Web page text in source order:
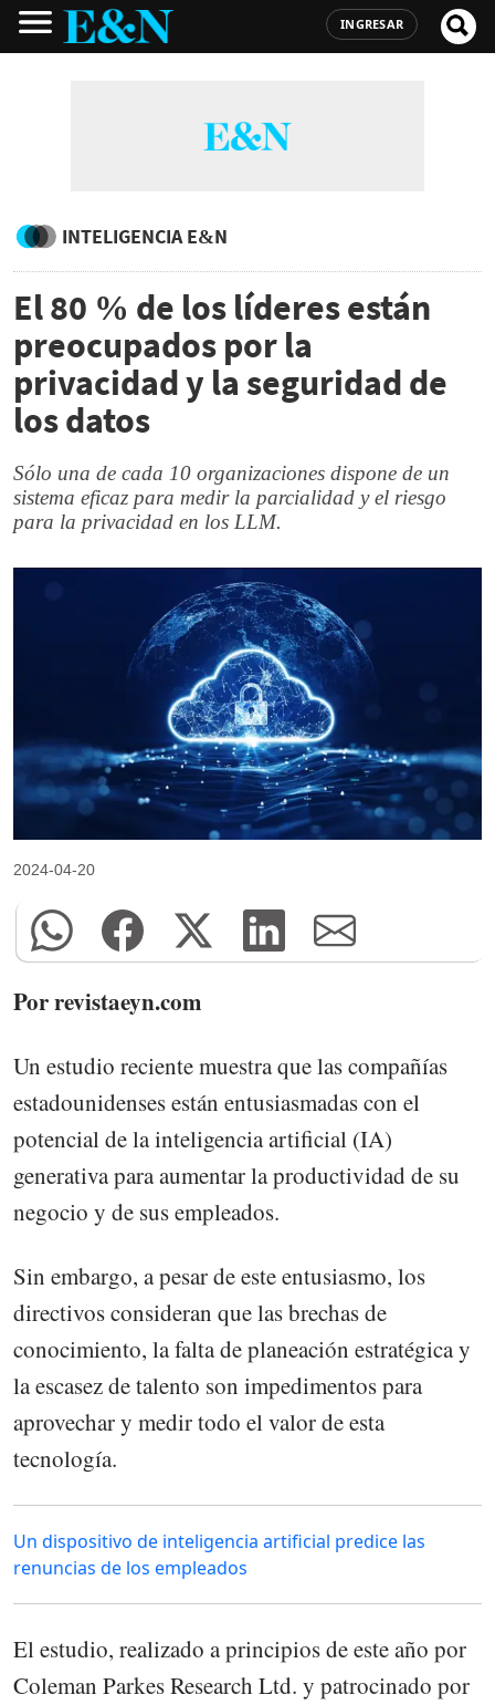
INGRESAR
INTELIGENCIA E&N
El 80 % de los líderes están
preocupados por la
privacidad y la seguridad de
los datos
Sólo una de cada 10 organizaciones dispone de un
sistema eficaz para medir la parcialidad y el riesgo
para la privacidad en los LLM.
2024-04-20
Por revistaeyn.com
Un estudio reciente muestra que las compañías
estadounidenses están entusiasmadas con el
potencial de la inteligencia artificial (IA)
generativa para aumentar la productividad de su
negocio y de sus empleados.
Sin embargo, a pesar de este entusiasmo, los
directivos consideran que las brechas de
conocimiento, la falta de planeación estratégica y
la escasez de talento son impedimentos para
aprovechar y medir todo el valor de esta
tecnología.
Un dispositivo de inteligencia artificial predice las
renuncias de los empleados
El estudio, realizado a principios de este año por
Coleman Parkes Research Ltd. y patrocinado por